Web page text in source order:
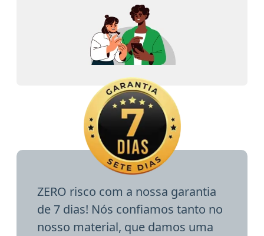
ZERO risco com a nossa garantia
de 7 dias! Nós confiamos tanto no
nosso material, que damos uma